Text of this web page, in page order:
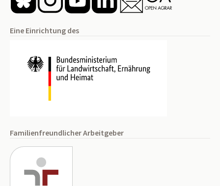
Eine Einrichtung des
Familienfreundlicher Arbeitgeber